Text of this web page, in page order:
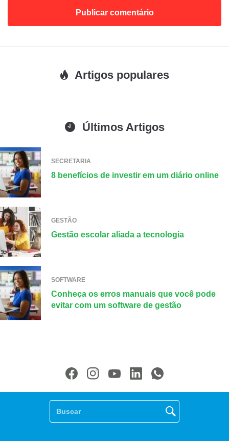
Artigos populares
Últimos Artigos
SECRETARIA
8 benefícios de investir em um diário online
GESTÃO
Gestão escolar aliada a tecnologia
SOFTWARE
Conheça os erros manuais que você pode
evitar com um software de gestão